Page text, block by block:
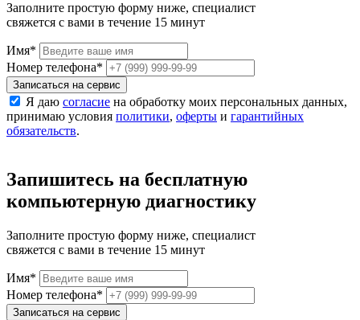
Заполните простую форму ниже, специалист
свяжется с вами в течение 15 минут
Имя*
Номер телефона*
Записаться на сервис
Я даю согласие на обработку моих персональных данных,
принимаю условия политики, оферты и гарантийных
обязательств.
Запишитесь на бесплатную
компьютерную диагностику
Заполните простую форму ниже, специалист
свяжется с вами в течение 15 минут
Имя*
Номер телефона*
Записаться на сервис